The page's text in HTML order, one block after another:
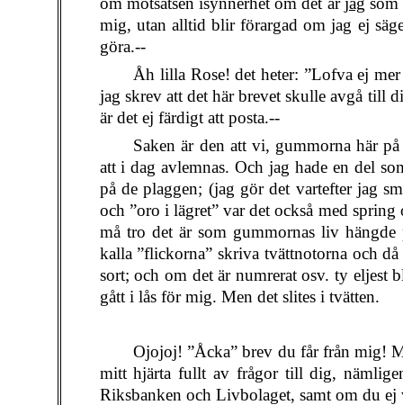
mig, utan alltid blir förargad om jag ej
göra.--
Åh lilla Rose! det heter: ”Lofva ej
jag skrev att det här brevet skulle avgå till
är det ej färdigt att posta.--
Saken är den att vi, gummorna här
att i dag avlemnas. Och jag hade en del
på de plaggen; (jag gör det vartefter jag
och ”oro i lägret” var det också med
må tro det är som gummornas liv hängde
kalla ”flickorna” skriva tvättnotorna och
sort; och om det är numrerat osv. ty eljest
gått i lås för mig. Men det slites i tvätten.
Ojojoj! ”Åcka” brev du får från mig!
mitt hjärta fullt av frågor till dig,
Riksbanken och Livbolaget, samt om du